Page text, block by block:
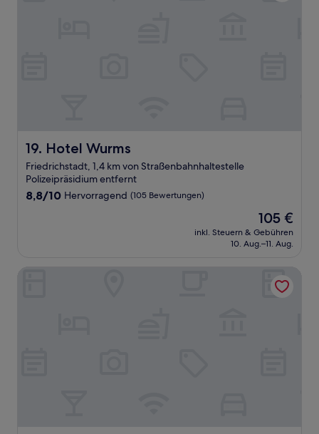
19. Hotel Wurms
Hotel Wurms
Friedrichstadt, 1,4 km von Straßenbahnhaltestelle
Polizeipräsidium entfernt
8.8
8,8/10 Hervorragend (105 Bewertungen)
Der
Preis
beträgt
105 €
inkl. Steuern & Gebühren
10. Aug.–11. Aug.